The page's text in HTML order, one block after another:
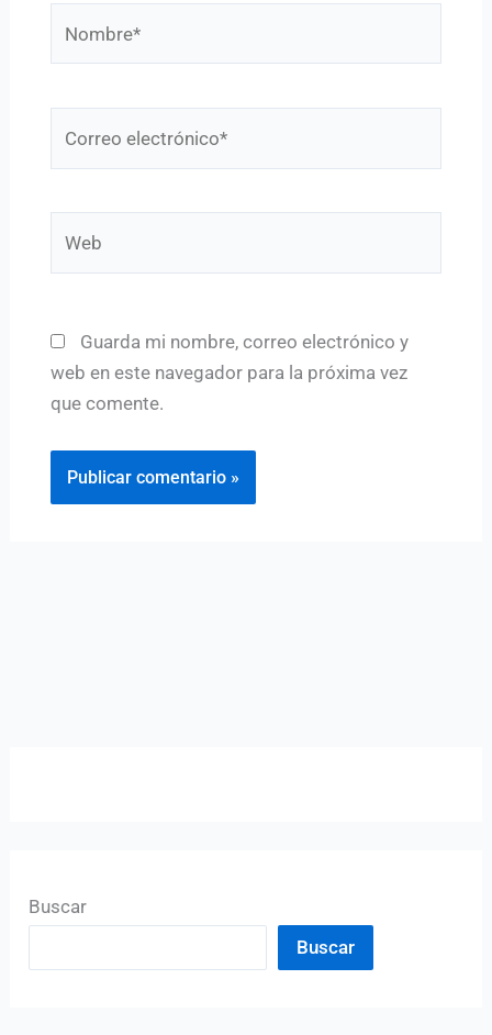
Guarda mi nombre, correo electrónico y
web en este navegador para la próxima vez
que comente.
Buscar
Buscar